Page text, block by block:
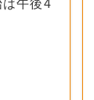
は午後4